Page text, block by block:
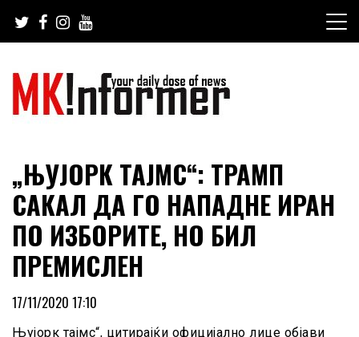
content
MKinformer
„ЊУЈОРК ТАЈМС“: ТРАМП
САКАЛ ДА ГО НАПАДНЕ ИРАН
ПО ИЗБОРИТЕ, НО БИЛ
ПРЕМИСЛЕН
17/11/2020 17:10
Њујорк тајмс“, цитирајќи официјално лице објави